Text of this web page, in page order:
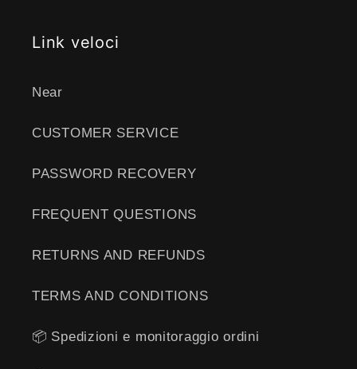
Link veloci
Near
CUSTOMER SERVICE
PASSWORD RECOVERY
FREQUENT QUESTIONS
RETURNS AND REFUNDS
TERMS AND CONDITIONS
📦 Spedizioni e monitoraggio ordini